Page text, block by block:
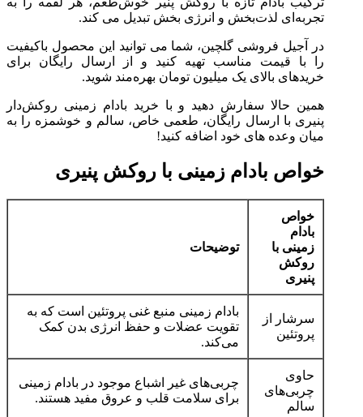
تجربه‌ای لذت‌بخش و انرژی‌ بخش تبدیل می‌ کند.
در آجیل فروشی گلچین، شما می‌ توانید این محصول باکیفیت
را با قیمت مناسب تهیه کنید و از ارسال رایگان برای
خریدهای بالای یک میلیون تومان بهره‌مند شوید.
همین حالا سفارش دهید و با خرید بادام زمینی روکش‌دار
پنیری با ارسال رایگان، طعمی خاص، سالم و خوشمزه را به
میان‌ وعده‌ های خود اضافه کنید!
خواص بادام زمینی با روکش پنیری
خواص
بادام
زمینی با
روکش
پنیری
توضیحات
سرشار از
پروتئین
بادام زمینی منبع غنی پروتئین است که به
تقویت عضلات و حفظ انرژی بدن کمک
می‌کند.
حاوی
چربی‌های
سالم
چربی‌های غیر اشباع موجود در بادام زمینی
برای سلامت قلب و عروق مفید هستند.